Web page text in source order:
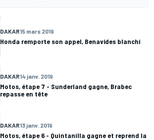
DAKAR15 mars 2019
Honda remporte son appel, Benavídes blanchi
DAKAR14 janv. 2019
Motos, étape 7 - Sunderland gagne, Brabec
repasse en tête
DAKAR13 janv. 2019
Motos, étape 6 - Quintanilla gagne et reprend la